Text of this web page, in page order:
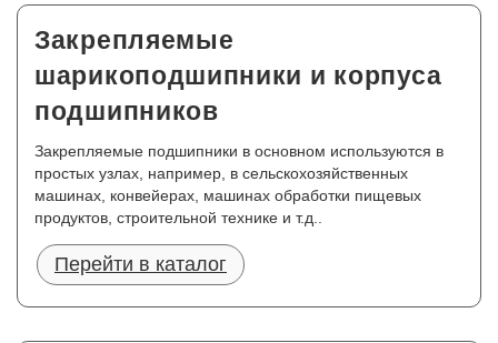
Закрепляемые
шарикоподшипники и корпуса
подшипников
Закрепляемые подшипники в основном используются в
простых узлах, например, в сельскохозяйственных
машинах, конвейерах, машинах обработки пищевых
продуктов, строительной технике и т.д..
Перейти в каталог